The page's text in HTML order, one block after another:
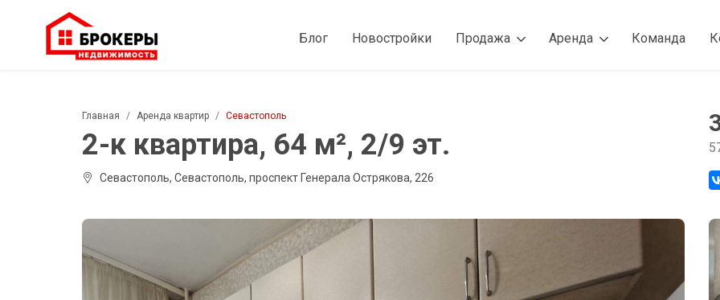
Блог Новостройки Продажа Аренда Команда
Главная Аренда квартир Севастополь
2-к квартира, 64 м², 2/9 эт.
Севастополь, Севастополь, проспект Генерала Острякова, 226